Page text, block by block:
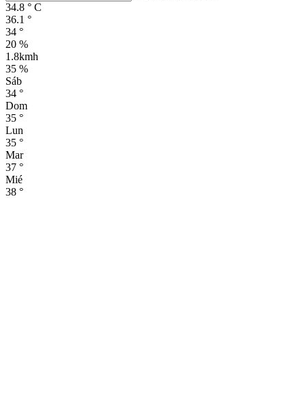
34.8 ° C
36.1 °
34 °
20 %
1.8kmh
35 %
Sáb
34 °
Dom
35 °
Lun
35 °
Mar
37 °
Mié
38 °